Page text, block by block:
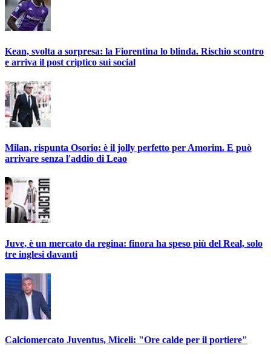
Kean, svolta a sorpresa: la Fiorentina lo blinda. Rischio scontro
e arriva il post criptico sui social
Milan, rispunta Osorio: è il jolly perfetto per Amorim. E può
arrivare senza l'addio di Leao
Juve, è un mercato da regina: finora ha speso più del Real, solo
tre inglesi davanti
Calciomercato Juventus, Miceli: "Ore calde per il portiere"